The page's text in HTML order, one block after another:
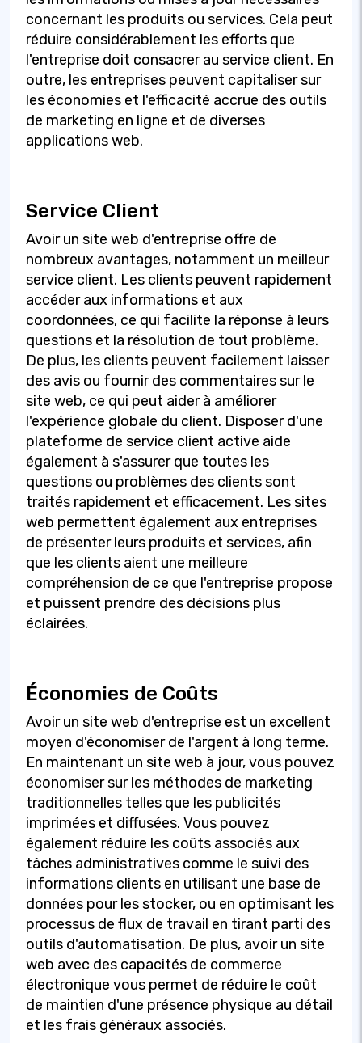
concernant les produits ou services. Cela peut
réduire considérablement les efforts que
l'entreprise doit consacrer au service client. En
outre, les entreprises peuvent capitaliser sur
les économies et l'efficacité accrue des outils
de marketing en ligne et de diverses
applications web.
Service Client
Avoir un site web d'entreprise offre de
nombreux avantages, notamment un meilleur
service client. Les clients peuvent rapidement
accéder aux informations et aux
coordonnées, ce qui facilite la réponse à leurs
questions et la résolution de tout problème.
De plus, les clients peuvent facilement laisser
des avis ou fournir des commentaires sur le
site web, ce qui peut aider à améliorer
l'expérience globale du client. Disposer d'une
plateforme de service client active aide
également à s'assurer que toutes les
questions ou problèmes des clients sont
traités rapidement et efficacement. Les sites
web permettent également aux entreprises
de présenter leurs produits et services, afin
que les clients aient une meilleure
compréhension de ce que l'entreprise propose
et puissent prendre des décisions plus
éclairées.
Économies de Coûts
Avoir un site web d'entreprise est un excellent
moyen d'économiser de l'argent à long terme.
En maintenant un site web à jour, vous pouvez
économiser sur les méthodes de marketing
traditionnelles telles que les publicités
imprimées et diffusées. Vous pouvez
également réduire les coûts associés aux
tâches administratives comme le suivi des
informations clients en utilisant une base de
données pour les stocker, ou en optimisant les
processus de flux de travail en tirant parti des
outils d'automatisation. De plus, avoir un site
web avec des capacités de commerce
électronique vous permet de réduire le coût
de maintien d'une présence physique au détail
et les frais généraux associés.